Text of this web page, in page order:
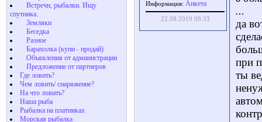
Встречи, рыбалки. Ищу
спутника.
Земляки
Беседка
Разное
Барахолка (купи - продай)
Объявления от администрации
Предложение от партнеров
Где ловить?
Чем ловить/ снаряжение?
На что ловить?
Наша рыба
Рыбалка на платниках
Морская рыбалка
Информация: Aнкета
22.08.2019 08:33
...
да
при
ты